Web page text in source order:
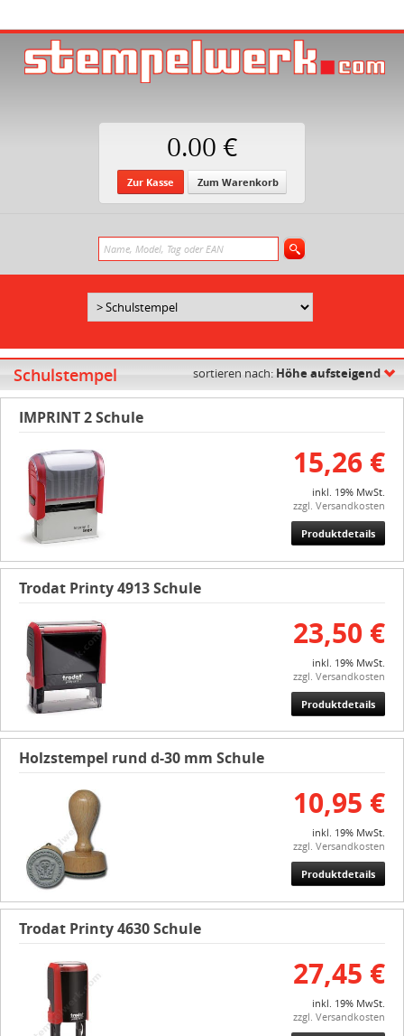
0.00 €
Zur Kasse Zum Warenkorb
Schulstempel sortieren nach: Höhe aufsteigend
IMPRINT 2 Schule
15,26 €
inkl. 19% MwSt.
zzgl. Versandkosten
Produktdetails
Trodat Printy 4913 Schule
23,50 €
inkl. 19% MwSt.
zzgl. Versandkosten
Produktdetails
Holzstempel rund d-30 mm Schule
10,95 €
inkl. 19% MwSt.
zzgl. Versandkosten
Produktdetails
Trodat Printy 4630 Schule
27,45 €
inkl. 19% MwSt.
zzgl. Versandkosten